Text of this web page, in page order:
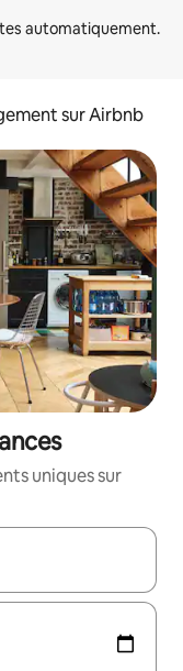
sur Airbnb
uniques sur
les flèches vers le